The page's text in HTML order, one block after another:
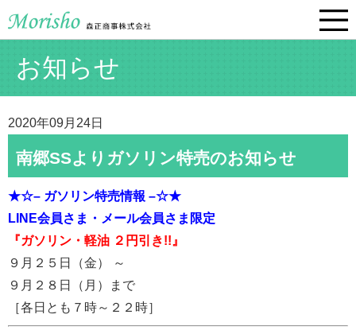
お知らせ
2020年09月24日
南郷SSよりガソリン特売のお知らせ
★☆– ガソリン特売情報 –☆★
LINE会員さま・メール会員さま限定
『ガソリン・軽油 ２円引き!!』
９月２５日（金） ～
９月２８日（月）まで
［各日とも７時～２２時］